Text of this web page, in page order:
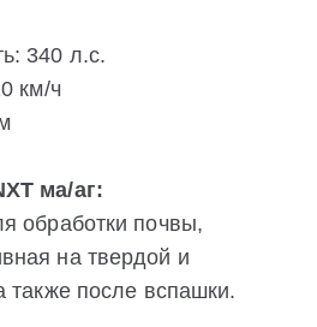
340 л.с.
км/ч
ма/аг:
обработки почвы,
на твердой и
также после вспашки.